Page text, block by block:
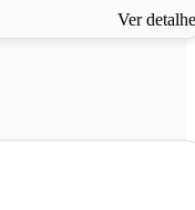
Ver